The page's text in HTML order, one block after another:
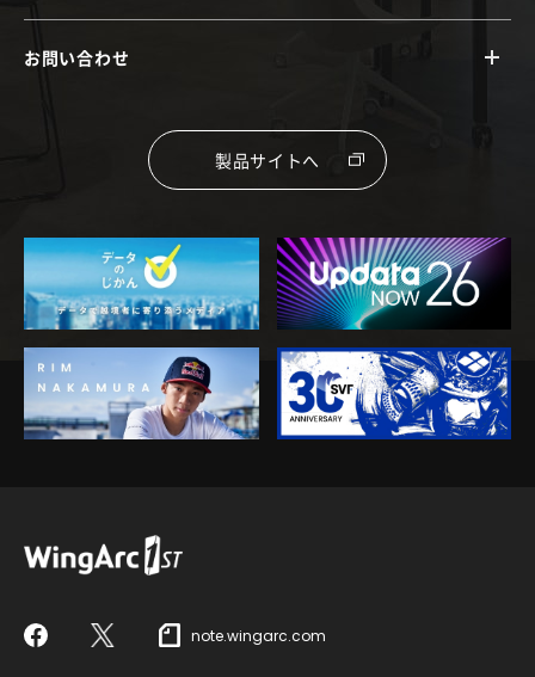
お問い合わせ
製品サイトへ
FacebookX note.wingarc.com